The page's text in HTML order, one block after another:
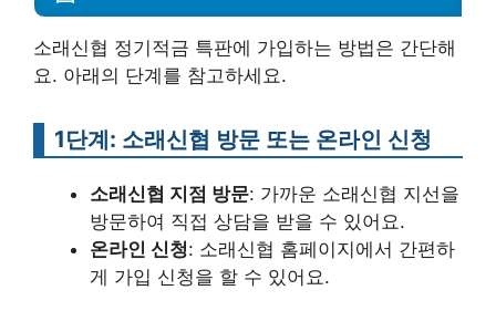
소래신협 정기적금 특판에 가입하는 방법은 간단해
요. 아래의 단계를 참고하세요.
1단계: 소래신협 방문 또는 온라인 신청
소래신협 지점 방문: 가까운 소래신협 지선을
방문하여 직접 상담을 받을 수 있어요.
온라인 신청: 소래신협 홈페이지에서 간편하
게 가입 신청을 할 수 있어요.